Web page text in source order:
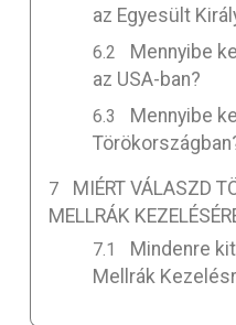
az Egyesült
Mennyibe
az USA-ban?
Mennyibe
MIÉRT VÁLASZD
MELLRÁK
Mindenre
Mellrák